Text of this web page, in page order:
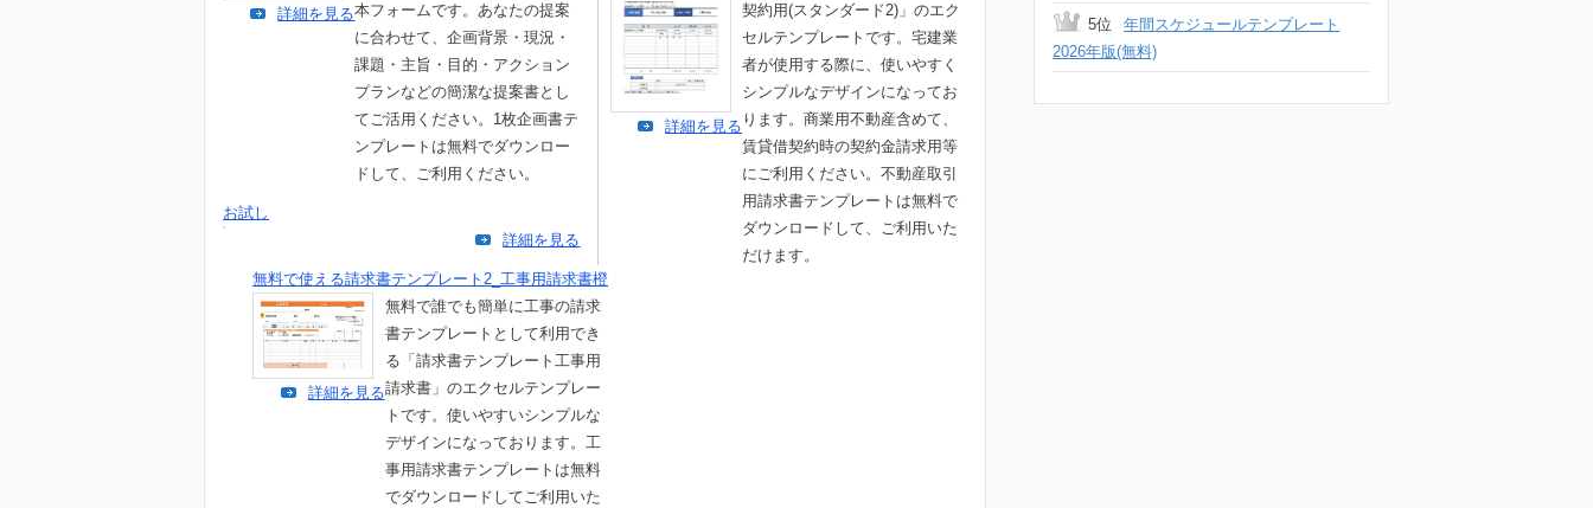
本フォームです。あなたの提案
に合わせて、企画背景・現況・
課題・主旨・目的・アクション
プランなどの簡潔な提案書とし
てご活用ください。1枚企画書テ
ンプレートは無料でダウンロー
ドして、ご利用ください。
詳細を見る
契約用(スタンダード2)」のエク
セルテンプレートです。宅建業
者が使用する際に、使いやすく
シンプルなデザインになってお
ります。商業用不動産含めて、
賃貸借契約時の契約金請求用等
にご利用ください。不動産取引
用請求書テンプレートは無料で
ダウンロードして、ご利用いた
だけます。
詳細を見る
お試し
詳細を見る
無料で使える請求書テンプレート2_工事用請求書橙
無料で誰でも簡単に工事の請求
書テンプレートとして利用でき
る「請求書テンプレート工事用
請求書」のエクセルテンプレー
トです。使いやすいシンプルな
デザインになっております。工
事用請求書テンプレートは無料
でダウンロードしてご利用いた
詳細を見る
5位
年間スケジュールテンプレート
2026年版(無料)